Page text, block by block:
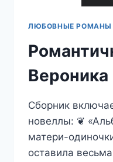
ЛЮБОВНЫЕ РОМАНЫ
Сборник
новеллы: ❦
матери-
оставила